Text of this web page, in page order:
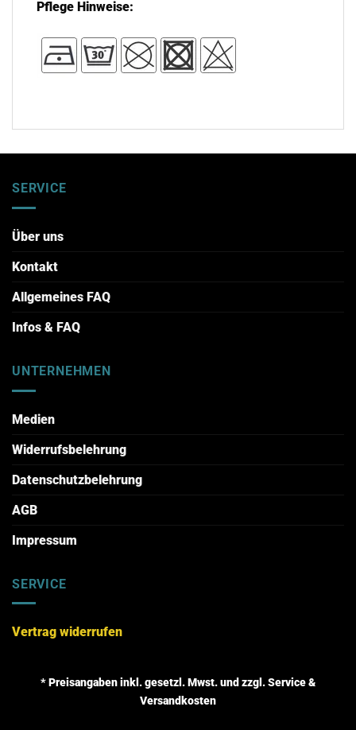
Pflege Hinweise:
SERVICE
Über uns
Kontakt
Allgemeines FAQ
Infos & FAQ
UNTERNEHMEN
Medien
Widerrufsbelehrung
Datenschutzbelehrung
AGB
Impressum
SERVICE
Vertrag widerrufen
* Preisangaben inkl. gesetzl. Mwst. und zzgl. Service &
Versandkosten